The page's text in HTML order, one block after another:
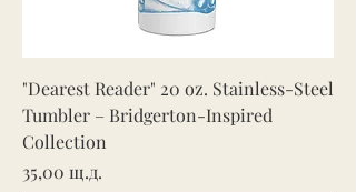
"Dearest Reader" 20 oz. Stainless-Steel
Tumbler – Bridgerton-Inspired
Collection
Цена
35,00 щ.д.